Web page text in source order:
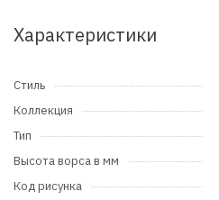
Характеристики
Стиль
Коллекция
Тип
Высота ворса в мм
Код рисунка